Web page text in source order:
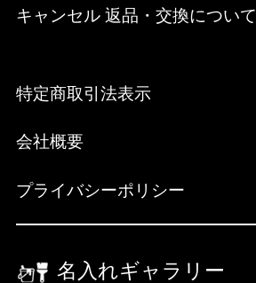
キャンセル 返品・交換について
特定商取引法表示
会社概要
プライバシーポリシー
名入れギャラリー